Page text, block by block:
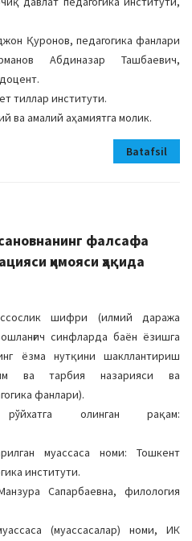
Қуронов, педагогика фанлари
Абдиназар Ташбаевич,
тиллар институти.
ва амалий аҳамиятга молик.
Batafsil
фалсафа
ҳимояси ҳақида
шифри (илмий даража
синфларда баён ёзишга
ёзма нутқини шакллантириш
ва тарбия назарияси ва
фанлари).
олинган рақам:
муассаса номи: Тошкент
институти.
Сапарбаевна, филология
(муассасалар) номи, ИК